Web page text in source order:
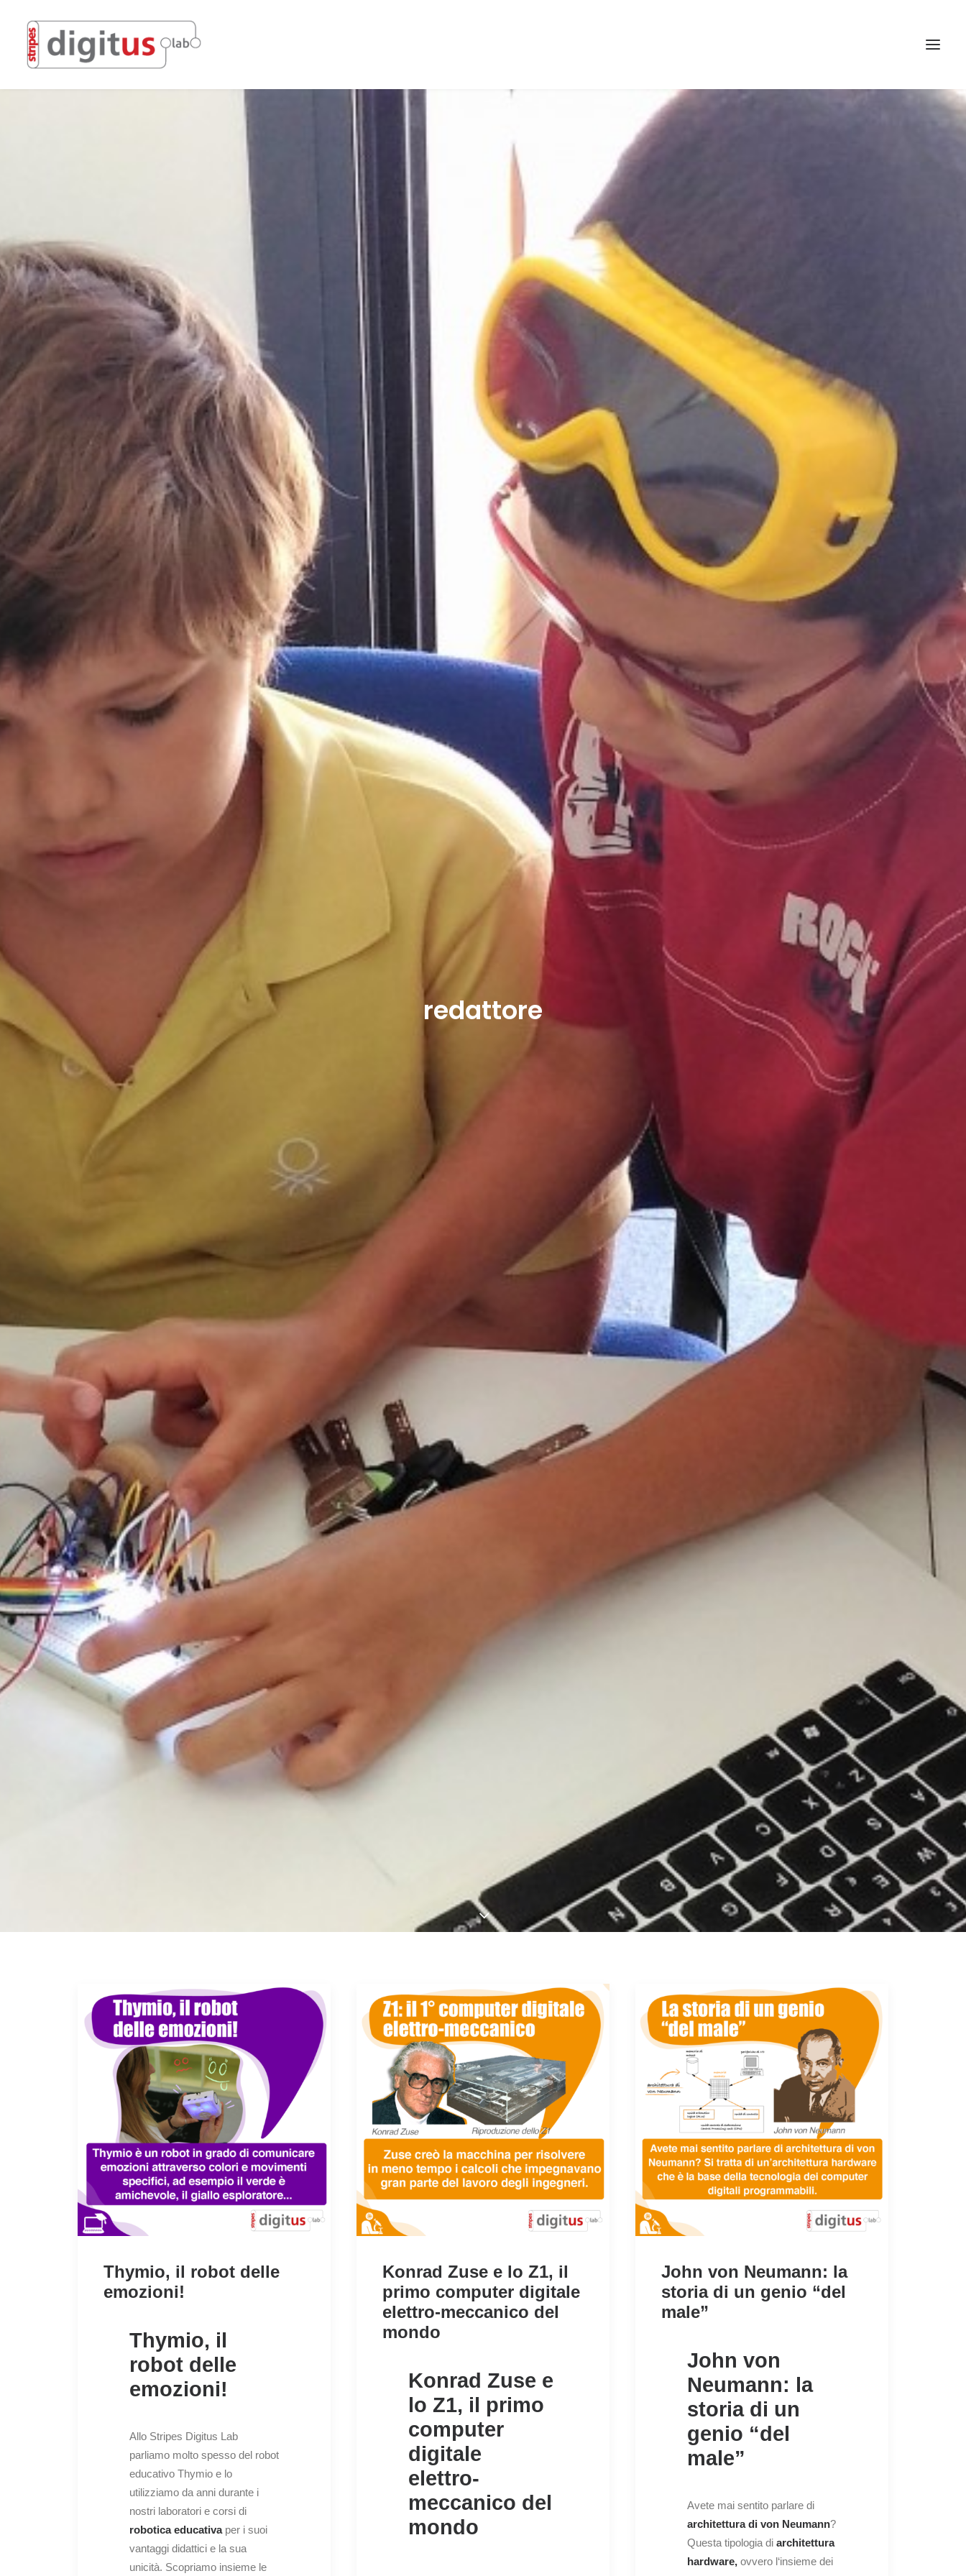
redattore
Thymio, il robot delle
emozioni!
Thymio, il
robot delle
emozioni!
Allo Stripes Digitus Lab
parliamo molto spesso del robot
educativo Thymio e lo
utilizziamo da anni durante i
nostri laboratori e corsi di
robotica educativaper i suoi
vantaggi didattici e la sua
unicità. Scopriamo insieme le
Konrad Zuse e lo Z1, il
primo computer digitale
elettro-meccanico del
mondo
Konrad Zuse e
lo Z1, il primo
computer
digitale
elettro-
meccanico del
mondo
John von Neumann: la
storia di un genio “del
male”
John von
Neumann: la
storia di un
genio “del
male”
Avete mai sentito parlare di
architettura di von Neumann?
Questa tipologia di architettura
hardware, ovvero l‘insieme dei